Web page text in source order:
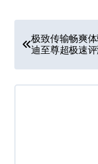
章
导
航
极致传输畅爽
迪至尊超极速评